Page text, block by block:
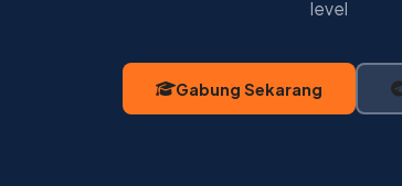
level
Gabung Sekarang